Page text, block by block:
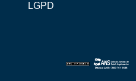
LGPD